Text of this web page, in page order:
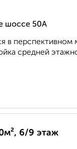
шоссе 50А
в
средней
6/9 этаж